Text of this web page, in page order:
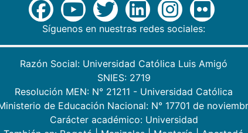
Síguenos en nuestras redes sociales:
Razón Social: Universidad Católica Luis Amigó
SNIES: 2719
Resolución MEN: N° 21211 - Universidad Católica
de Educación Nacional: N° 17701 de
Carácter académico: Universidad